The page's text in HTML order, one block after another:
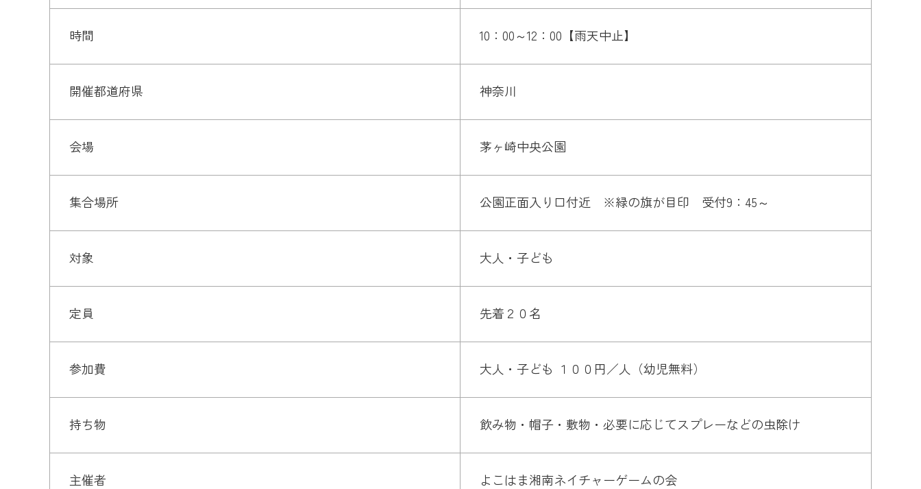
時間 10：00～12：00【雨天中止】
開催都道府県 神奈川
会場 茅ヶ崎中央公園
集合場所 公園正面入り口付近 ※緑の旗が目印 受付9：45～
対象 大人・子ども
定員 先着２０名
参加費 大人・子ども １００円／人（幼児無料）
持ち物 飲み物・帽子・敷物・必要に応じてスプレーなどの虫除け
主催者 よこはま湘南ネイチャーゲームの会